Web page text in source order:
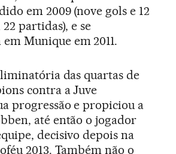
em 2009 (nove gols e 12
partidas), e se
Munique em 2011.
das quartas de
contra a Juve
progressão e propiciou a
até então o jogador
decisivo depois na
2013. Também não o